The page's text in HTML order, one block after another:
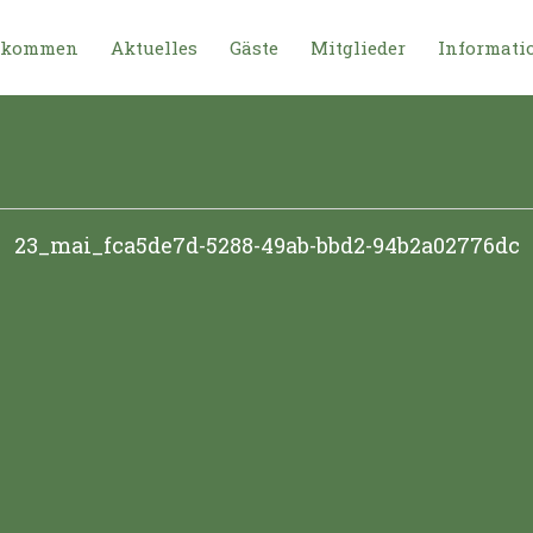
Aktuelles Gäste Mitglieder
23_mai_fca5de7d-5288-49ab-bbd2-94b2a02776dc